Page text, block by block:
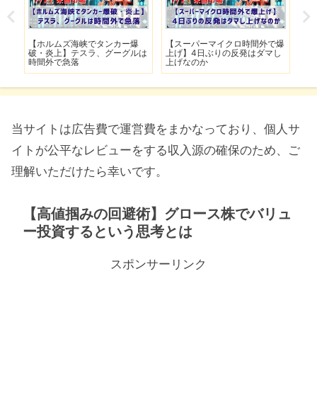
【ホルムズ海峡でタンカー爆
破・炎上】テスラ、グーグルは
時間外で急落
【スーパーマイクロ時間外で爆
上げ】4日ぶりの反発はダマし
上げなのか
当サイトは広告費で運営費をまかなっており、個人サ
イトが公平なレビューをする収入源の確保のため、ご
理解いただけたら幸いです。
【高値掴みの回避術】グロース株でバリュ
ー投資するという思考とは
スポンサーリンク